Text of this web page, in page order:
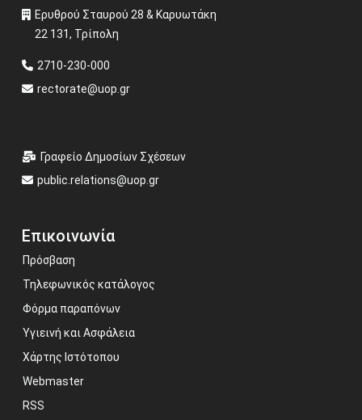
Ερυθρού Σταυρού 28 & Καρυωτάκη
22 131, Τρίπολη
2710-230-000
rectorate@uop.gr
Γραφείο Δημοσίων Σχέσεων
public.relations@uop.gr
Επικοινωνία
Πρόσβαση
Τηλεφωνικός κατάλογος
Φόρμα παραπόνων
Υγιεινή και Ασφάλεια
Χάρτης Ιστότοπου
Webmaster
RSS